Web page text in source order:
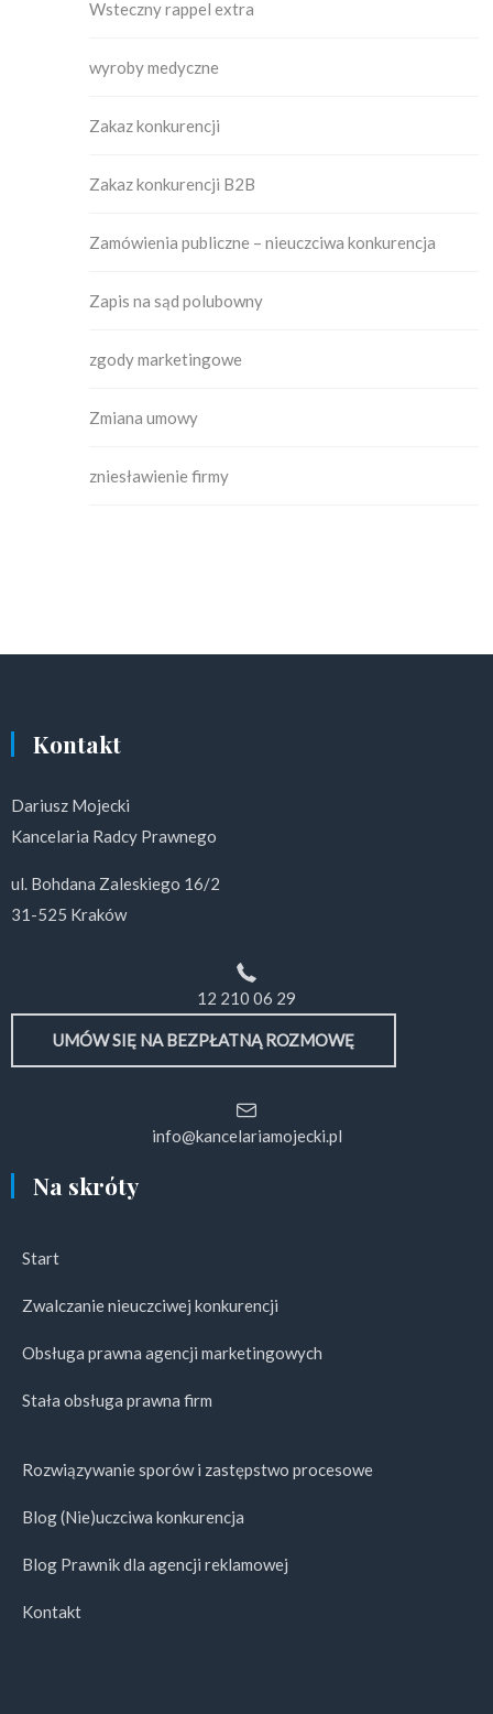
Wsteczny rappel extra
wyroby medyczne
Zakaz konkurencji
Zakaz konkurencji B2B
Zamówienia publiczne – nieuczciwa konkurencja
Zapis na sąd polubowny
zgody marketingowe
Zmiana umowy
zniesławienie firmy
Kontakt
Dariusz Mojecki
Kancelaria Radcy Prawnego
ul. Bohdana Zaleskiego 16/2
31-525 Kraków
12 210 06 29
UMÓW SIĘ NA BEZPŁATNĄ ROZMOWĘ
info@kancelariamojecki.pl
Na skróty
Start
Zwalczanie nieuczciwej konkurencji
Obsługa prawna agencji marketingowych
Stała obsługa prawna firm
Rozwiązywanie sporów i zastępstwo procesowe
Blog (Nie)uczciwa konkurencja
Blog Prawnik dla agencji reklamowej
Kontakt